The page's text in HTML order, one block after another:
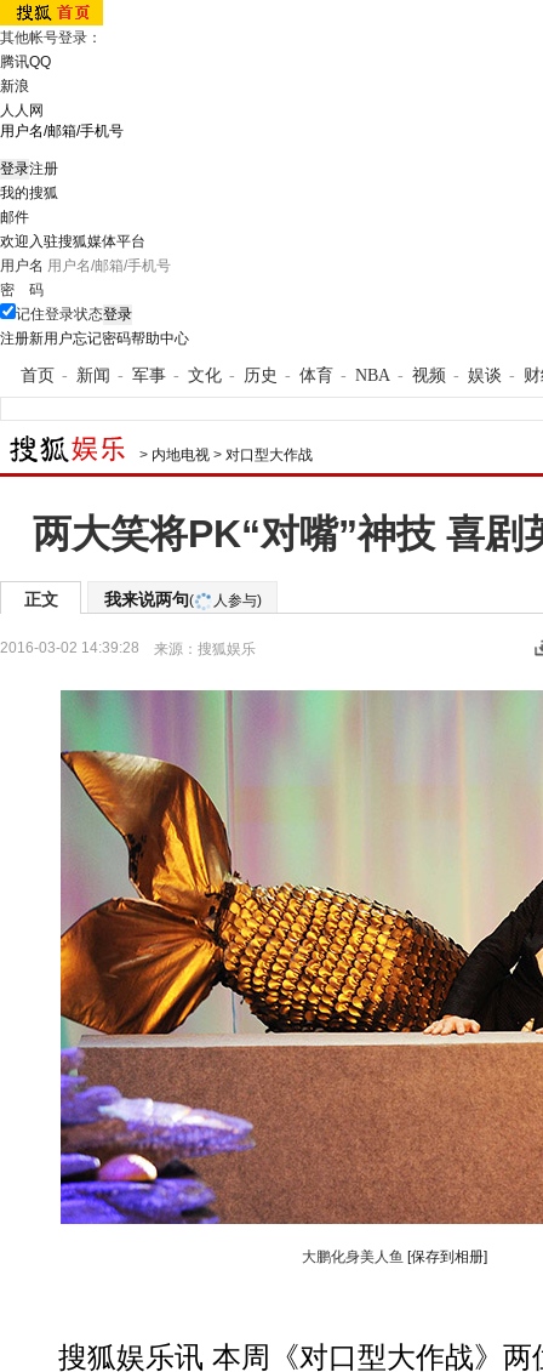
其他帐号登录：
腾讯QQ
新浪
人人网
注册
我的搜狐
邮件
欢迎入驻搜狐媒体平台
用户名
密 码
记住登录状态
注册新用户忘记密码帮助中心
首页 - 新闻 - 军事 - 文化 - 历史 - 体育 - NBA - 视频 - 娱谈 -
> 内地电视 > 对口型大作战
两大笑将PK“对嘴”神技 喜剧
正文 我来说两句( 人参与)
2016-03-02 14:39:28 来源： 搜狐娱乐
大鹏化身美人鱼 [保存到相册]
搜狐娱乐讯 本周《对口型大作战》两